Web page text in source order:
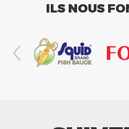
ILS NOUS